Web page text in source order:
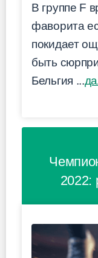
В группе F
фаворита
покидает
быть
Бельгия ...
2022: